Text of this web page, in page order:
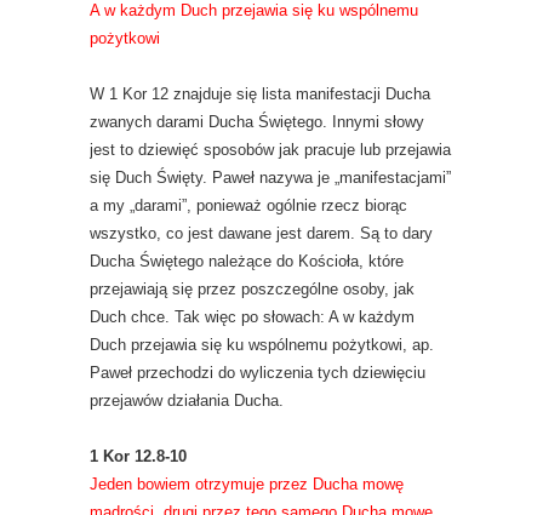
A w każdym Duch przejawia się ku wspólnemu
pożytkowi
W 1 Kor 12 znajduje się lista manifestacji Ducha
zwanych darami Ducha Świętego. Innymi słowy
jest to dziewięć sposobów jak pracuje lub przejawia
się Duch Święty. Paweł nazywa je „manifestacjami”
a my „darami”, ponieważ ogólnie rzecz biorąc
wszystko, co jest dawane jest darem. Są to dary
Ducha Świętego należące do Kościoła, które
przejawiają się przez poszczególne osoby, jak
Duch chce. Tak więc po słowach: A w każdym
Duch przejawia się ku wspólnemu pożytkowi, ap.
Paweł przechodzi do wyliczenia tych dziewięciu
przejawów działania Ducha.
1 Kor 12.8-10
Jeden bowiem otrzymuje przez Ducha mowę